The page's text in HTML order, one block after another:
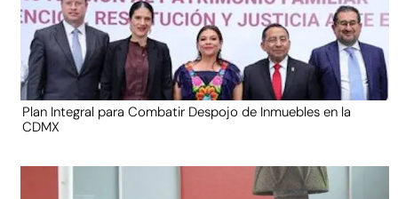
Plan Integral para Combatir Despojo de Inmuebles en la
CDMX